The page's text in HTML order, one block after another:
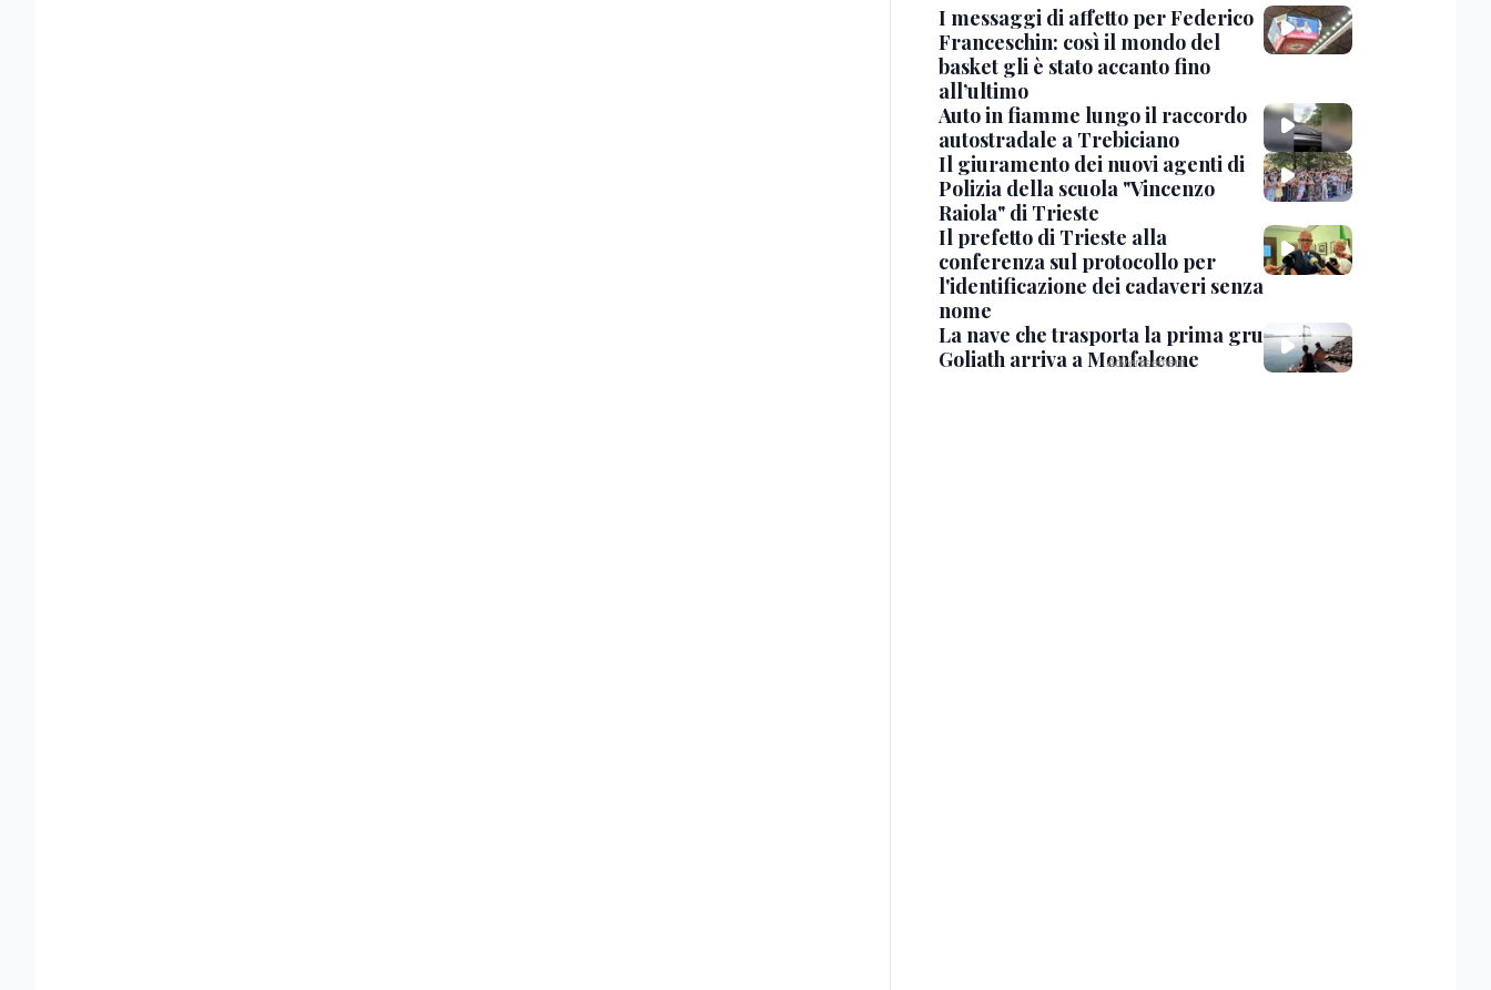
I messaggi di affetto per Federico
Franceschin: così il mondo del
basket gli è stato accanto fino
all’ultimo
Auto in fiamme lungo il raccordo
autostradale a Trebiciano
Il giuramento dei nuovi agenti di
Polizia della scuola "Vincenzo
Raiola" di Trieste
Il prefetto di Trieste alla
conferenza sul protocollo per
l'identificazione dei cadaveri senza
nome
La nave che trasporta la prima gru
Goliath arriva a Monfalcone